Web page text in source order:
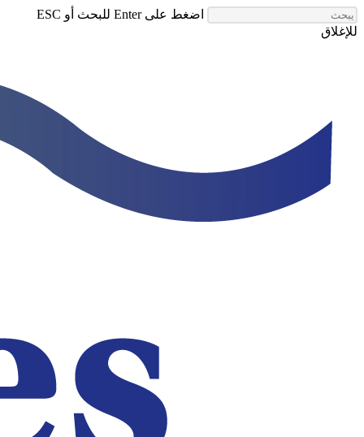
انتقل
إلى
اضغط على Enter للبحث أو ESC
للإغلاق